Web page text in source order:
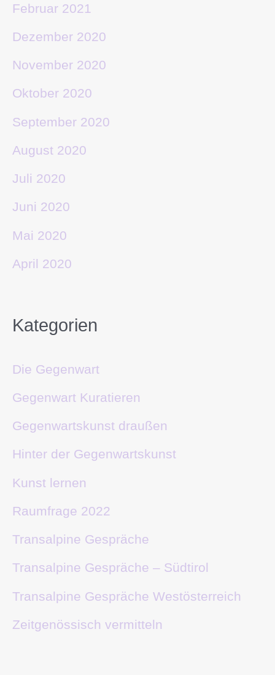
Februar 2021
Dezember 2020
November 2020
Oktober 2020
September 2020
August 2020
Juli 2020
Juni 2020
Mai 2020
April 2020
Kategorien
Die Gegenwart
Gegenwart Kuratieren
Gegenwartskunst draußen
Hinter der Gegenwartskunst
Kunst lernen
Raumfrage 2022
Transalpine Gespräche
Transalpine Gespräche – Südtirol
Transalpine Gespräche Westösterreich
Zeitgenössisch vermitteln